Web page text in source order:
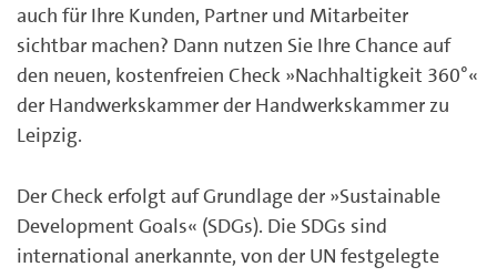
auch für Ihre Kunden, Partner und Mitarbeiter
sichtbar machen? Dann nutzen Sie Ihre Chance auf
den neuen, kostenfreien Check »Nachhaltigkeit 360°«
der Handwerkskammer der Handwerkskammer zu
Leipzig.
Der Check erfolgt auf Grundlage der »Sustainable
Development Goals« (SDGs). Die SDGs sind
international anerkannte, von der UN festgelegte